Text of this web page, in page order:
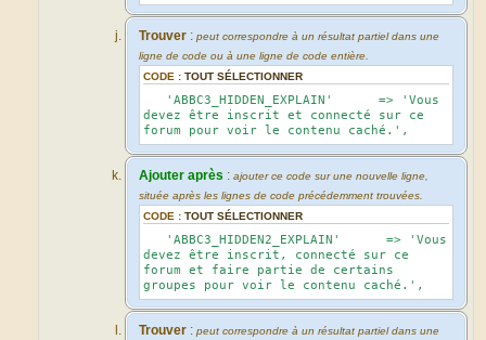
class="hidebox_title %3$s">%1$s</div>
<div class="%3$s">%2$s</div></div>',
$replacements);
}
Trouver :peut correspondre à un résultat partiel dans une
ligne de code ou à une ligne de code entière.
CODE :TOUT SÉLECTIONNER
'ABBC3_HIDDEN_EXPLAIN' => 'Vous
devez être inscrit et connecté sur ce
forum pour voir le contenu caché.',
Ajouter après :ajouter ce code sur une nouvelle ligne,
située après les lignes de code précédemment trouvées.
CODE :TOUT SÉLECTIONNER
'ABBC3_HIDDEN2_EXPLAIN' => 'Vous
devez être inscrit, connecté sur ce
forum et faire partie de certains
groupes pour voir le contenu caché.',
Trouver :peut correspondre à un résultat partiel dans une